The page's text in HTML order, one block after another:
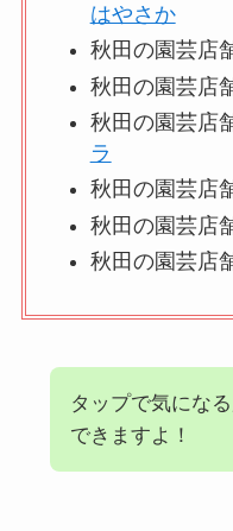
はやさか
秋田の園芸店
秋田の園芸店
秋田の園芸店
ラ
秋田の園芸店
秋田の園芸店
秋田の園芸店
タップで気にな
できますよ！